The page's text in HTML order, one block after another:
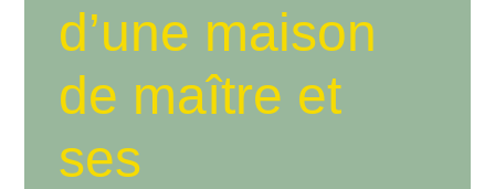
d’une maison
de maître et
ses